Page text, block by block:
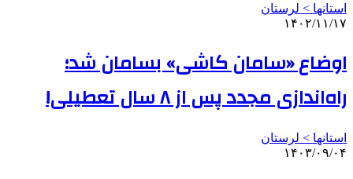
استانها > لرستان
۱۴۰۲/۱۱/۱۷
اوضاع «سامان کاشی» بسامان شد؛
راه‌اندازی مجدد پس از ۸ سال تعطیلی!
استانها > لرستان
۱۴۰۳/۰۹/۰۴